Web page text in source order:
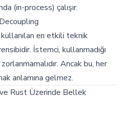
(in-process) çalışır.
kullanılan en etkili teknik
İstemci, kullanmadığı
Ancak bu, her
anlamına gelmez.
Rust Üzerinde Bellek